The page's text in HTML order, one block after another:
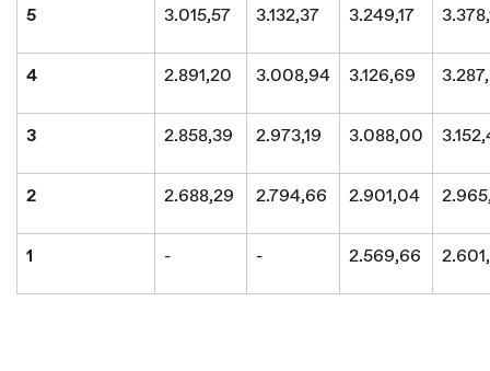
5 3.015,57 3.132,37 3.249,17
4 2.891,20 3.008,94 3.126,69
3 2.858,39 2.973,19 3.088,00
2 2.688,29 2.794,66 2.901,04
1 - - 2.569,66